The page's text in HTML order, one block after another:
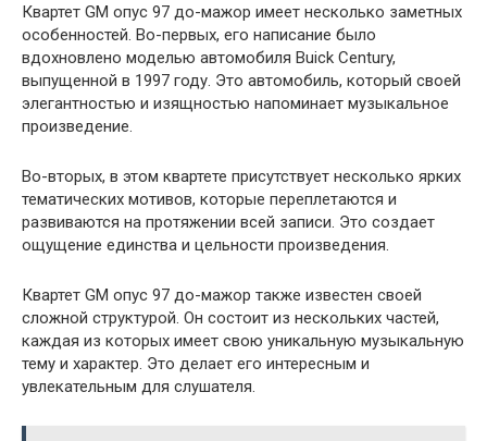
Квартет GM опус 97 до-мажор имеет несколько заметных
особенностей. Во-первых, его написание было
вдохновлено моделью автомобиля Buick Century,
выпущенной в 1997 году. Это автомобиль, который своей
элегантностью и изящностью напоминает музыкальное
произведение.
Во-вторых, в этом квартете присутствует несколько ярких
тематических мотивов, которые переплетаются и
развиваются на протяжении всей записи. Это создает
ощущение единства и цельности произведения.
Квартет GM опус 97 до-мажор также известен своей
сложной структурой. Он состоит из нескольких частей,
каждая из которых имеет свою уникальную музыкальную
тему и характер. Это делает его интересным и
увлекательным для слушателя.